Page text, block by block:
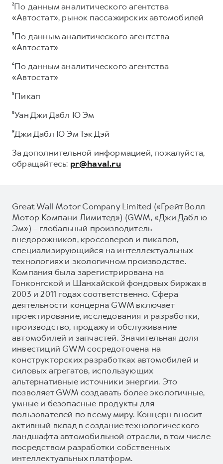
²По данным аналитического агентства
«Автостат», рынок пассажирских автомобилей
³По данным аналитического агентства
«Автостат»
⁴По данным аналитического агентства
«Автостат»
⁵Пикап
⁸Уан Джи Дабл Ю Эм
⁹Джи Дабл Ю Эм Тэк Дэй
За дополнительной информацией, пожалуйста,
обращайтесь: pr@haval.ru
Great Wall Motor Company Limited («Грейт Волл
Мотор Компани Лимитед») (GWM, «Джи Дабл ю
Эм») – глобальный производитель
внедорожников, кроссоверов и пикапов,
специализирующийся на интеллектуальных
технологиях и экологичном производстве.
Компания была зарегистрирована на
Гонконгской и Шанхайской фондовых биржах в
2003 и 2011 годах соответственно. Сфера
деятельности концерна GWM включает
проектирование, исследования и разработки,
производство, продажу и обслуживание
автомобилей и запчастей. Значительная доля
инвестиций GWM сосредоточена на
конструкторских разработках автомобилей и
силовых агрегатов, использующих
альтернативные источники энергии. Это
позволяет GWM создавать более экологичные,
умные и безопасные продукты для
пользователей по всему миру. Концерн вносит
активный вклад в создание технологического
ландшафта автомобильной отрасли, в том числе
посредством разработки собственных
интеллектуальных платформ.